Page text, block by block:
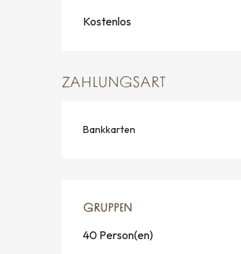
Kostenlos
ZAHLUNGSART
Bankkarten
GRUPPEN
GRUPPEN
40 Person(en)